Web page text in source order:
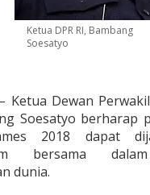
m
e
a
g
a
i
Ketua DPR RI, Bambang
Soesatyo
– Ketua Dewan
Soesatyo berharap
2018 dapat
bersama
dunia.